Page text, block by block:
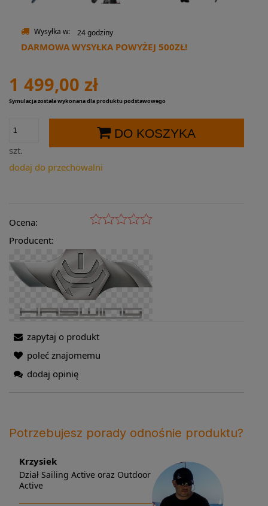
Wysyłka w: 24 godziny
DARMOWA WYSYŁKA POWYŻEJ 500ZŁ!
1 499,00 zł
Symulacja została wykonana dla produktu podstawowego
szt.
DO KOSZYKA
dodaj do przechowalni
Ocena:
Producent:
zapytaj o produkt
poleć znajomemu
dodaj opinię
Potrzebujesz porady odnośnie produktu?
Krzysiek
Dział Sailing Active oraz Outdoor
Active